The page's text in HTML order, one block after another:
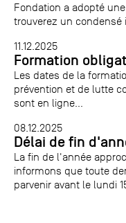
Fondation a adopté
trouverez un condensé
11.12.2025
Formation
Les dates de la
prévention et de lutte
sont en ligne...
08.12.2025
Délai de fin
La fin de l'année
informons que toute
parvenir avant le lundi